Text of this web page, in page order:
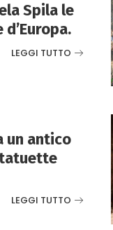
Spila le
LEGGI TUTTO
un antico
LEGGI TUTTO